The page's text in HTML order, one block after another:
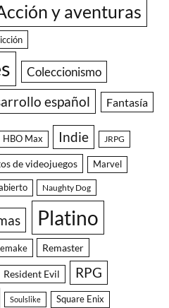
y aventuras
Coleccionismo
español Fantasía
HBO Max Indie JRPG
de videojuegos Marvel
Naughty Dog
Platino
Remaster
Resident Evil RPG
Soulslike Square Enix